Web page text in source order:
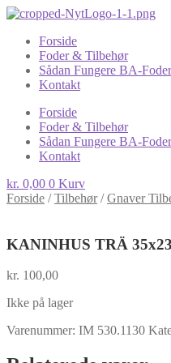
Forside
Foder & Tilbehør
Sådan Fungere BA-Foder
Kontakt
Forside
Foder & Tilbehør
Sådan Fungere BA-Foder
Kontakt
kr. 0,00 0 Kurv
Forside /Tilbehør/Gnaver
KANINHUS TRÄ
kr. 100,00
Ikke på lager
Varenummer: IM 530.1130